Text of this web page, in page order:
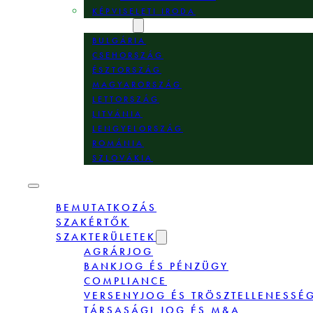
KÉPVISELETI IRODA
BULGÁRIA
CSEHORSZÁG
ÉSZTORSZÁG
MAGYARORSZÁG
LETTORSZÁG
LITVÁNIA
LENGYELORSZÁG
ROMÁNIA
SZLOVÁKIA
BEMUTATKOZÁS
SZAKÉRTŐK
SZAKTERÜLETEK
AGRÁRJOG
BANKJOG ÉS PÉNZÜGY
COMPLIANCE
VERSENYJOG ÉS
TÁRSASÁGI JOG ÉS M&A